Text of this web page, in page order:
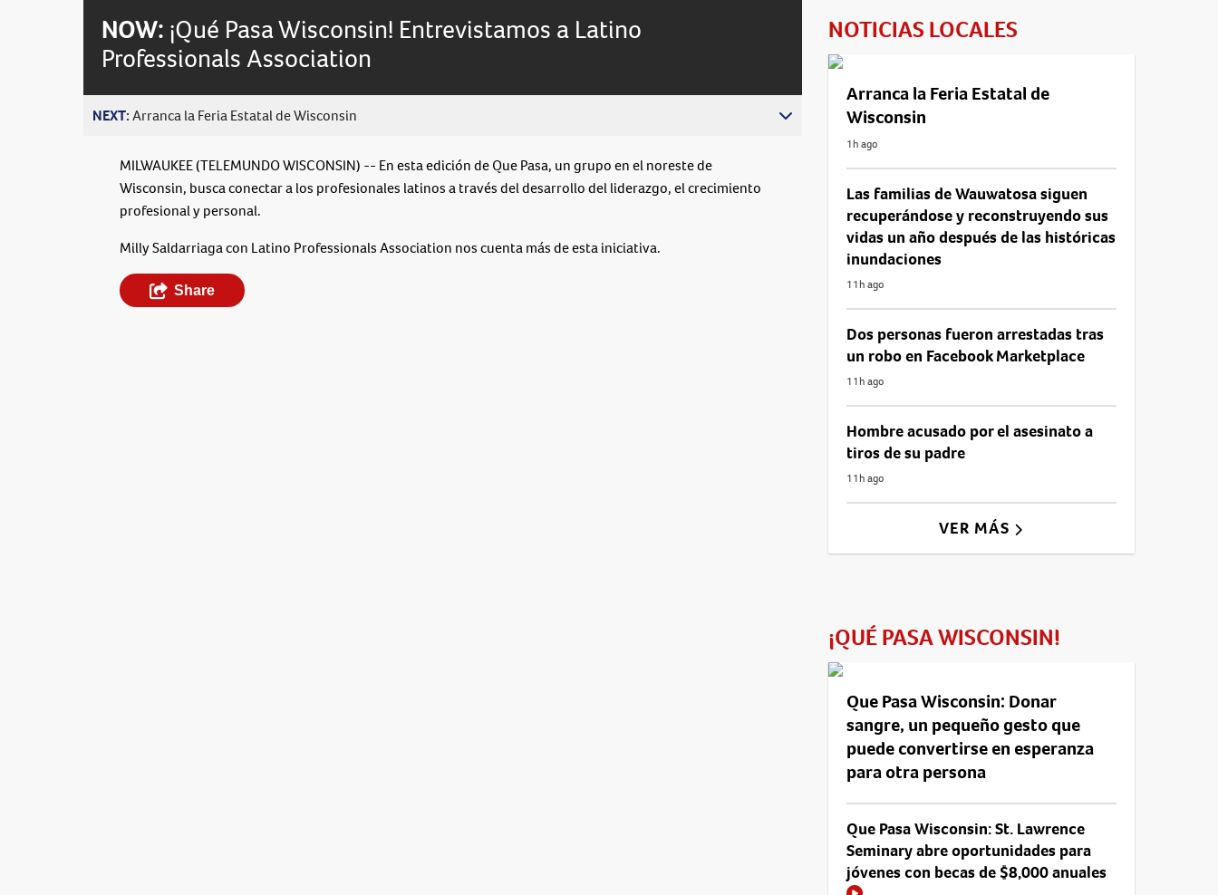
behind
live
NOW: ¡Qué Pasa Wisconsin! Entrevistamos a Latino
Professionals Association
NEXT:Arranca la Feria Estatal de Wisconsin
MILWAUKEE (TELEMUNDO WISCONSIN) -- En esta edición de Que Pasa, un grupo en el noreste de
Wisconsin, busca conectar a los profesionales latinos a través del desarrollo del liderazgo, el crecimiento
profesional y personal.
Milly Saldarriaga con Latino Professionals Association nos cuenta más de esta iniciativa.
Share
NOTICIAS LOCALES
Arranca la Feria Estatal de
Wisconsin
1h ago
Las familias de Wauwatosa siguen
recuperándose y reconstruyendo sus
vidas un año después de las históricas
inundaciones
11h ago
Dos personas fueron arrestadas tras
un robo en Facebook Marketplace
11h ago
Hombre acusado por el asesinato a
tiros de su padre
11h ago
VER MÁS
¡QUÉ PASA WISCONSIN!
Que Pasa Wisconsin: Donar
sangre, un pequeño gesto que
puede convertirse en esperanza
para otra persona
Que Pasa Wisconsin: St. Lawrence
Seminary abre oportunidades para
jóvenes con becas de $8,000 anuales